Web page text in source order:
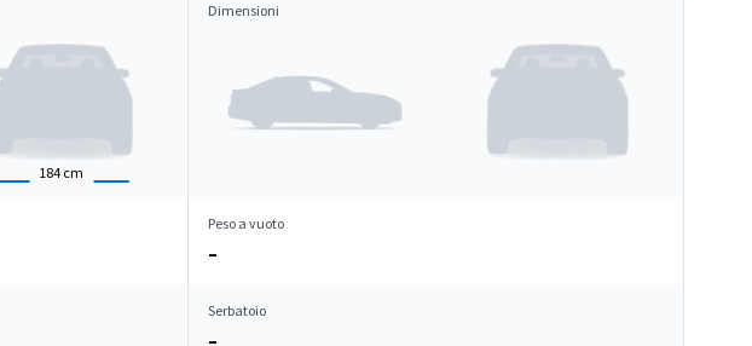
184 cm
Dimensioni
Peso a vuoto
–
Serbatoio
–